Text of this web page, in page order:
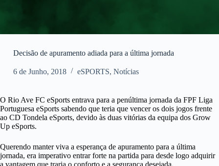
Decisão de apuramento adiada para a última jornada
6 de Junho, 2018 eSPORTS, Notícias
O Rio Ave FC eSports entrava para a penúltima jornada da FPF Liga
Portuguesa eSports sabendo que teria que vencer os dois jogos frente
ao CD Tondela eSports, devido às duas vitórias da equipa dos Grow
Up eSports.
Querendo manter viva a esperança de apuramento para a última
jornada, era imperativo entrar forte na partida para desde logo adquirir
a vantagem que traria o conforto e a segurança desejada.